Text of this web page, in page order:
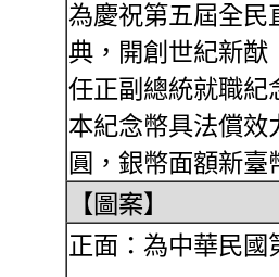
為慶祝第五屆全民
典，開創世紀新猷
任正副總統就職紀
本紀念幣具法償效
圓，銀幣面額新臺
【圖案】
正面：為中華民國